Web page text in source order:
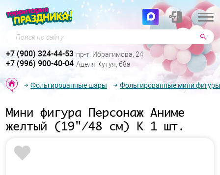
Поиск по сайту
+7 (900) 324-44-53 пр-т. Ибрагимова, 24
+7 (996) 900-40-04 Аделя Кутуя, 68а
Фольгированные шары Фольгированные мини фигуры
Мини фигура Персонаж Аниме
желтый (19"/48 см) К 1 шт.